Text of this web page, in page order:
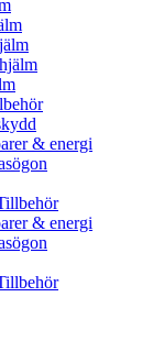
& energi
& energi